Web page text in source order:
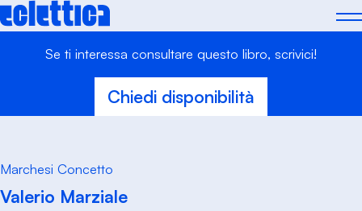
Skip
to
Se ti interessa consultare questo libro, scrivici!
Chiedi disponibilità
Marchesi Concetto
Valerio Marziale